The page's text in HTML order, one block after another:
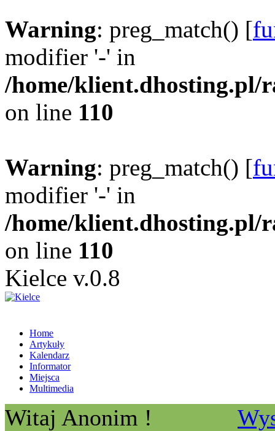
Warning: preg_match() [
modifier '-' in
/home/klient.dhosting.pl/
on line 110
Warning: preg_match() [
modifier '-' in
/home/klient.dhosting.pl/
on line 110
Kielce v.0.8
Home
Artykuły
Kalendarz
Informator
Miejsca
Multimedia
Witaj Anonim !